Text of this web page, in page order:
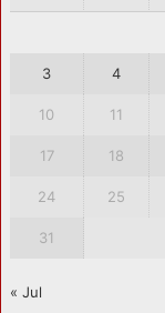
3 4
10 11
17 18
24 25
31
« Jul